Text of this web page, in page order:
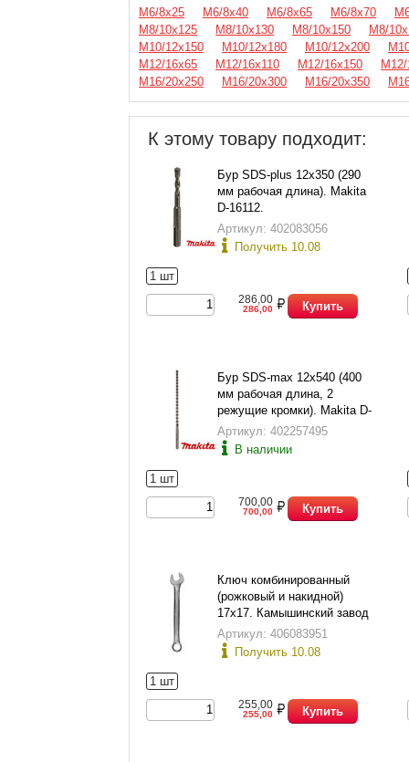
М6/8х25 М6/8х40 М6/8х65 М6/8х70
М8/10х125
М8/10х130 М8/10х150
М8/
М10/12х150
М10/12х180 М10/12х200
М12/16х65
М12/16х110 М12/16х150
М12/
М16/20х250
М16/20х300 М16/20х350
К этому товару подходит:
Бур SDS-plus 12х350 (290
мм рабочая длина). Makita
D-16112.
Артикул: 402083056
Получить 10.08
1 шт
286,00
286,00 Купить
Бур SDS-max 12х540 (400
мм рабочая длина, 2
режущие кромки). Makita D-
33881.
Артикул: 402257495
В наличии
1 шт
700,00
700,00 Купить
Ключ комбинированный
(рожковый и накидной)
17х17. Камышинский завод
слесарно-монтажного
инструмента.
Артикул: 406083951
Получить 10.08
1 шт
255,00
255,00 Купить